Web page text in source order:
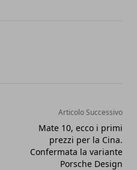
Articolo Successivo
Mate 10, ecco i primi
prezzi per la Cina.
Confermata la variante
Porsche Design